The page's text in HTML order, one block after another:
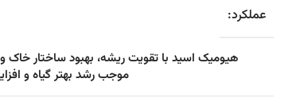
عملکرد:
هیومیک اسید با تقویت ریشه، بهبود ساختار
موجب رشد بهتر گیاه و